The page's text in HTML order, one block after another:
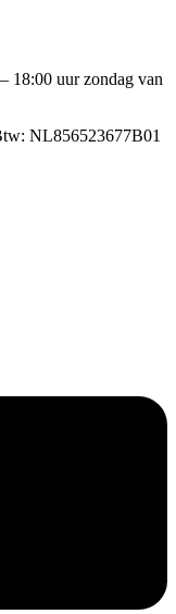
18:00 uur zondag van
NL856523677B01